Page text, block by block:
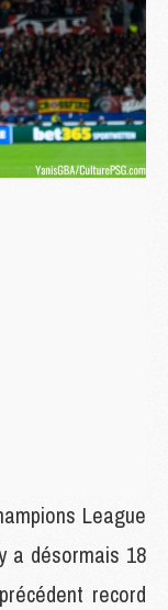
League
a désormais 18
record